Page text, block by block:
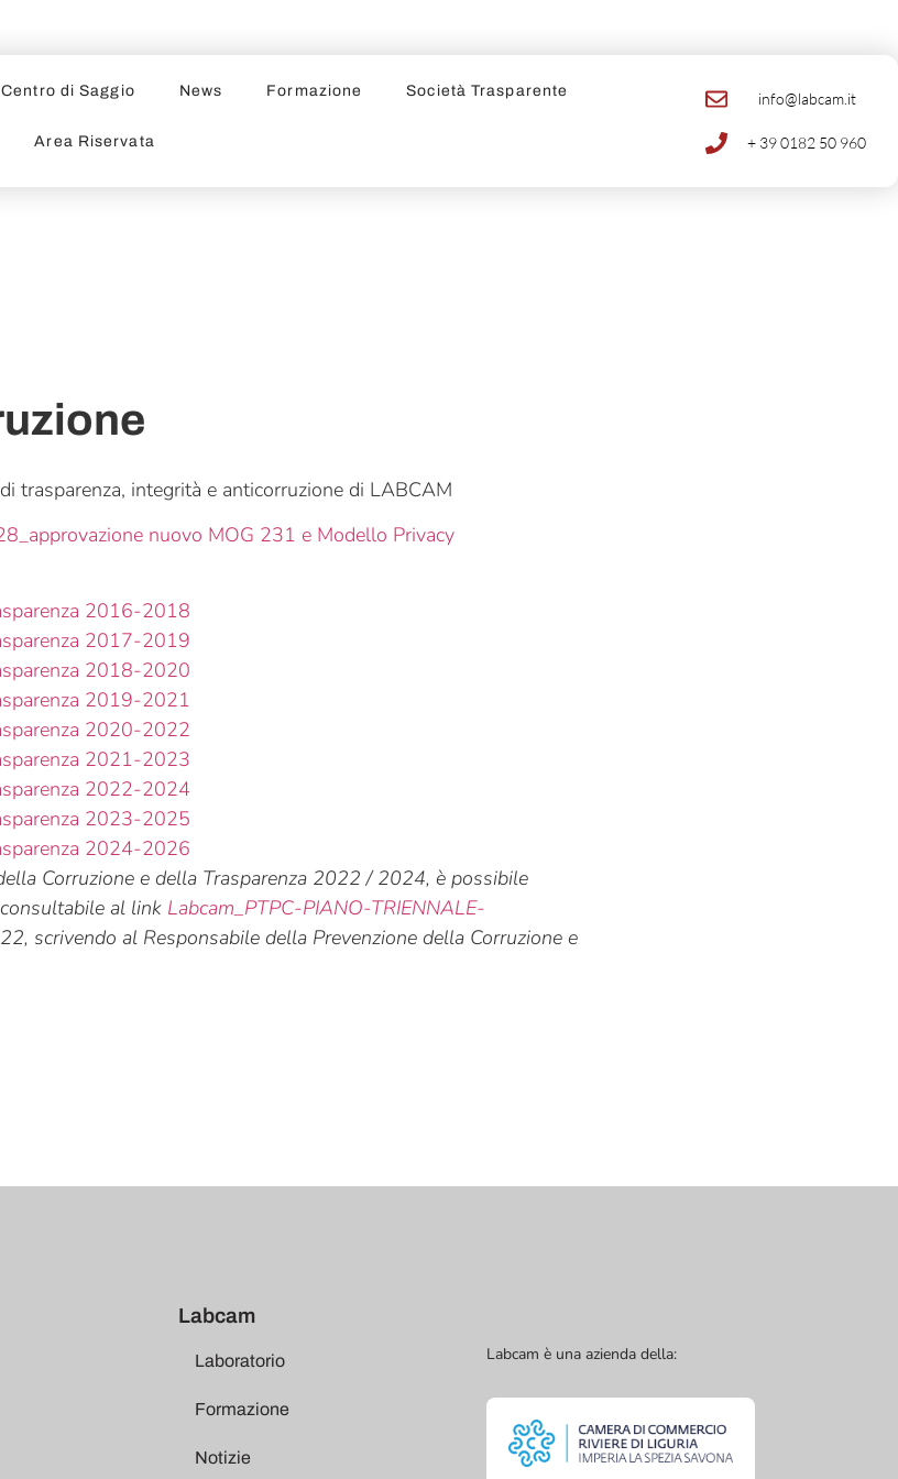
info@labcam.it
+ 39 0182 50 960
Centro di Saggio News Formazione Società Trasparente
Area Riservata
trasparenza, integrità e anticorruzione di LABCAM
nuovo MOG 231 e Modello Privacy
2016-2018
2017-2019
2018-2020
2019-2021
2020-2022
2021-2023
2022-2024
2023-2025
2024-2026
Corruzione e della Trasparenza 2022 / 2024, è possibile
al link Labcam_PTPC-PIANO-TRIENNALE-
scrivendo al Responsabile della Prevenzione della Corruzione e
Labcam
Laboratorio
Formazione
Notizie
Labcam è una azienda della: